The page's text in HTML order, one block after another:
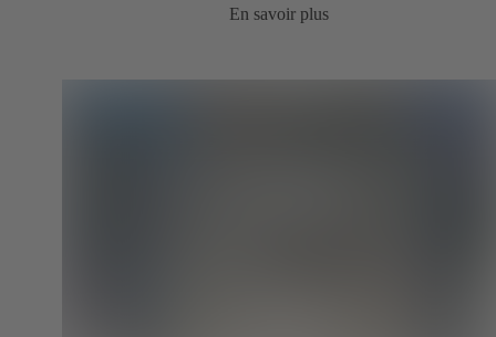
En savoir plus